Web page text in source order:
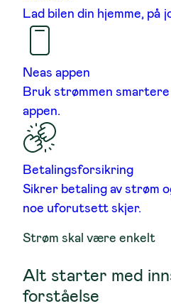
Lad bilen din hjemme, på
Neas appen
Bruk strømmen
appen.
Betalingsforsikring
Sikrer betaling av strøm
noe uforutsett skjer.
Strøm skal være enkelt
Alt starter med
forståelse